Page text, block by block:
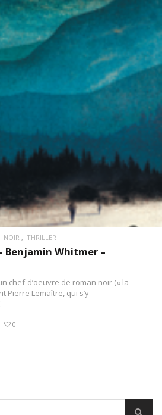
LA SUITE
NOIR THRILLER
Benjamin Whitmer –
chef-d’oeuvre de roman noir (« la
Pierre Lemaître, qui s’y
0